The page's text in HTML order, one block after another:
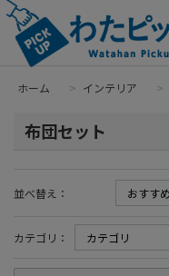
ホーム > インテリア >
布団セット
並べ替え：
カテゴリ：